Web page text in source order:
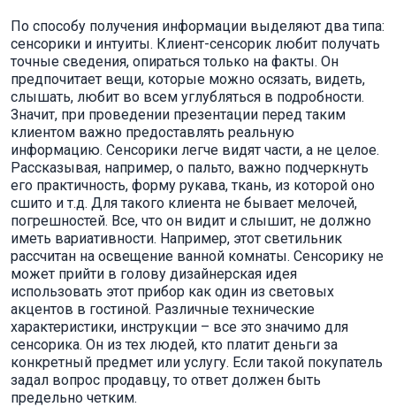
По способу получения информации выделяют два типа:
сенсорики и интуиты. Клиент-сенсорик любит получать
точные сведения, опираться только на факты. Он
предпочитает вещи, которые можно осязать, видеть,
слышать, любит во всем углубляться в подробности.
Значит, при проведении презентации перед таким
клиентом важно предоставлять реальную
информацию. Сенсорики легче видят части, а не целое.
Рассказывая, например, о пальто, важно подчеркнуть
его практичность, форму рукава, ткань, из которой оно
сшито и т.д. Для такого клиента не бывает мелочей,
погрешностей. Все, что он видит и слышит, не должно
иметь вариативности. Например, этот светильник
рассчитан на освещение ванной комнаты. Сенсорику не
может прийти в голову дизайнерская идея
использовать этот прибор как один из световых
акцентов в гостиной. Различные технические
характеристики, инструкции – все это значимо для
сенсорика. Он из тех людей, кто платит деньги за
конкретный предмет или услугу. Если такой покупатель
задал вопрос продавцу, то ответ должен быть
предельно четким.